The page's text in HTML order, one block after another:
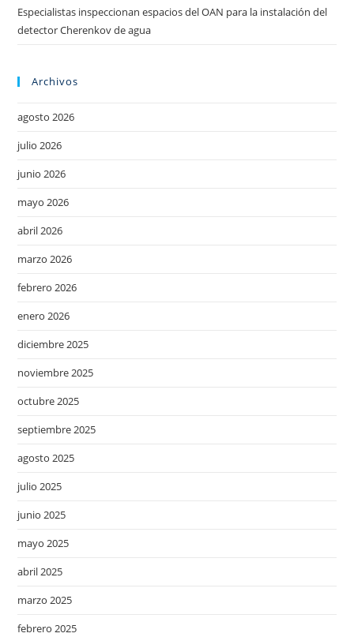
Especialistas inspeccionan espacios del OAN para la instalación del
detector Cherenkov de agua
Archivos
agosto 2026
julio 2026
junio 2026
mayo 2026
abril 2026
marzo 2026
febrero 2026
enero 2026
diciembre 2025
noviembre 2025
octubre 2025
septiembre 2025
agosto 2025
julio 2025
junio 2025
mayo 2025
abril 2025
marzo 2025
febrero 2025